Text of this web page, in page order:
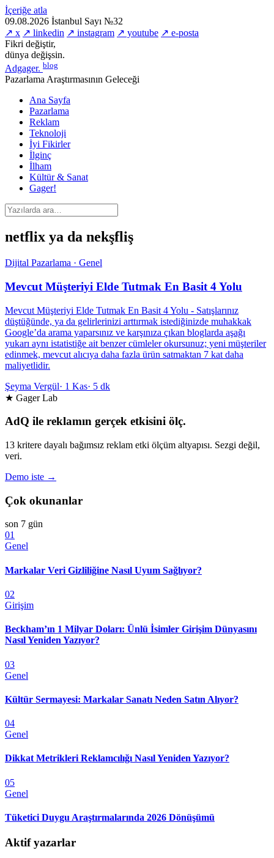
İçeriğe atla
09.08.2026 İstanbul Sayı №32
↗ x ↗ linkedin ↗ instagram ↗ youtube ↗ e-posta
Fikri değiştir,
dünya değişsin.
Adgager. blog
Pazarlama Araştırmasının Geleceği
Ana Sayfa
Pazarlama
Reklam
Teknoloji
İyi Fikirler
İlginç
İlham
Kültür & Sanat
Gager!
netflix ya da nekşfliş
Dijital Pazarlama · Genel
Mevcut Müşteriyi Elde Tutmak En Basit 4 Yolu
Mevcut Müşteriyi Elde Tutmak En Basit 4 Yolu - Satışlarınız
düştüğünde, ya da gelirlerinizi arttırmak istediğinizde muhakkak
Google’da arama yaparsınız ve karşınıza çıkan bloglarda aşağı
yukarı aynı istatistiğe ait benzer cümleler okursunuz; yeni müşteriler
edinmek, mevcut alıcıya daha fazla ürün satmaktan 7 kat daha
maliyetlidir.
Şeyma Vergül· 1 Kas· 5 dk
★ Gager Lab
AdQ ile reklamın gerçek etkisini ölç.
13 kritere dayalı bağımsız reklam etki ölçüm altyapısı. Sezgi değil,
veri.
Demo iste →
Çok okunanlar
son 7 gün
01
Genel
Markalar Veri Gizliliğine Nasıl Uyum Sağlıyor?
02
Girişim
Beckham’ın 1 Milyar Doları: Ünlü İsimler Girişim Dünyasını
Nasıl Yeniden Yazıyor?
03
Genel
Kültür Sermayesi: Markalar Sanatı Neden Satın Alıyor?
04
Genel
Dikkat Metrikleri Reklamcılığı Nasıl Yeniden Yazıyor?
05
Genel
Tüketici Duygu Araştırmalarında 2026 Dönüşümü
Aktif yazarlar